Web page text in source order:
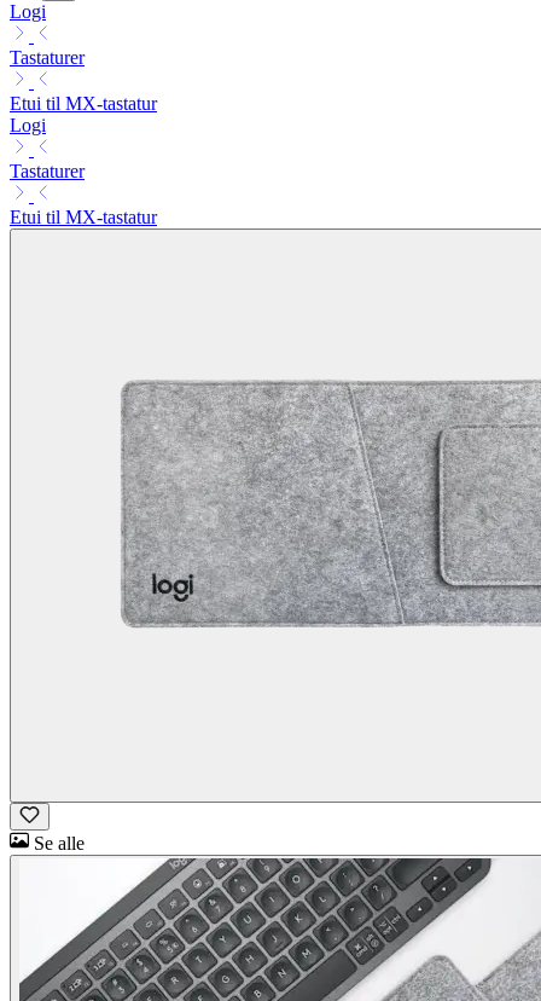
Logi
Tastaturer
Etui til MX-tastatur
Logi
Tastaturer
Etui til MX-tastatur
Se alle